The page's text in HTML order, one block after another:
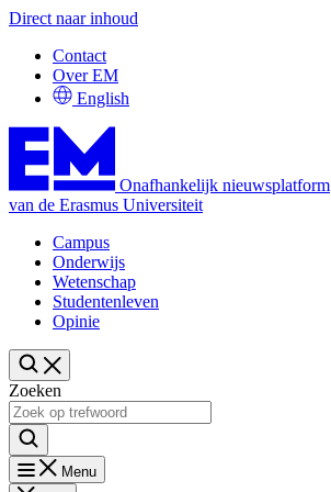
Direct naar inhoud
Contact
Over EM
English
Onafhankelijk nieuwsplatform
van de Erasmus Universiteit
Campus
Onderwijs
Wetenschap
Studentenleven
Opinie
Zoeken
Menu